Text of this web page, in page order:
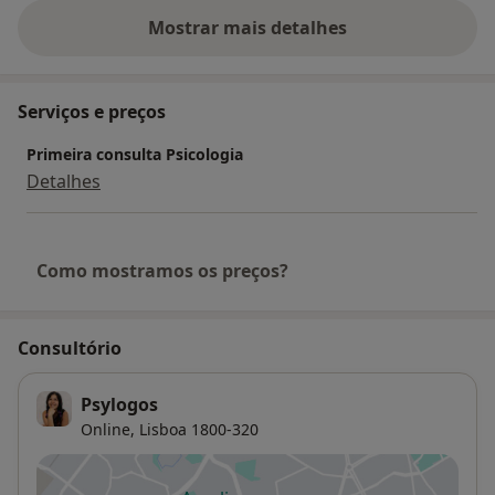
Mostrar mais detalhes
sobre a experiência
Serviços e preços
Primeira consulta Psicologia
Detalhes
Como mostramos os preços?
Consultório
Psylogos
Online, Lisboa 1800-320